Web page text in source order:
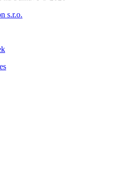
s.r.o.